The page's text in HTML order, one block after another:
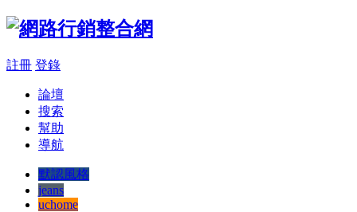
註冊 登錄
論壇
搜索
幫助
導航
默認風格
jeans
uchome